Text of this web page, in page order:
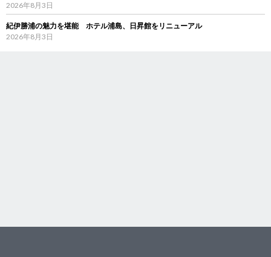
2026年8月3日
紀伊勝浦の魅力を堪能 ホテル浦島、日昇館をリニューアル
2026年8月3日